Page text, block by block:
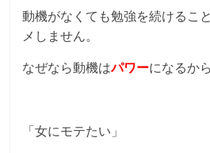
動機がなくても勉強を続けるこ
メしません。
なぜなら動機はパワーになるか
「女にモテたい」